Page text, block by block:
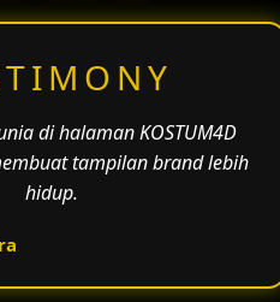
di halaman KOSTUM4D
tampilan brand lebih
hidup.